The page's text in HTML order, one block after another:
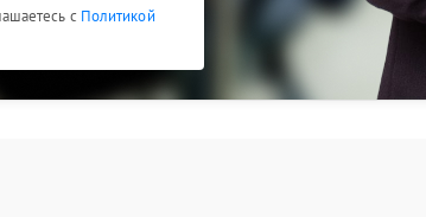
с Политикой